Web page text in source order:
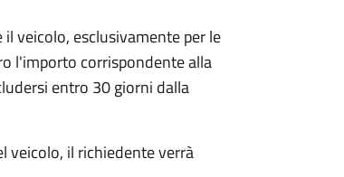
veicolo, esclusivamente per le
l'importo corrispondente alla
entro 30 giorni dalla
veicolo, il richiedente verrà